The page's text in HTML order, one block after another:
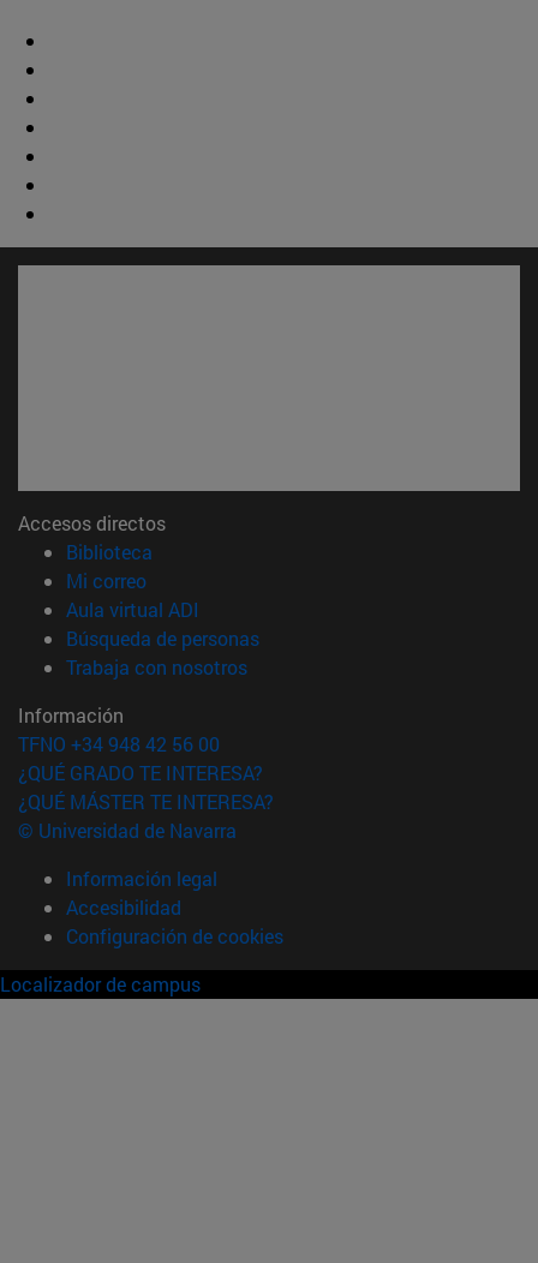
Accesos directos
Biblioteca
Mi correo(abre en nueva ventana)
Aula virtual ADI
Búsqueda de personas(abre en nueva ventana)
Trabaja con nosotros(abre en nueva ventana)
Información
TFNO +34 948 42 56 00
¿QUÉ GRADO TE INTERESA?
¿QUÉ MÁSTER TE INTERESA?
© Universidad de Navarra
Información legal
Accesibilidad
Configuración de cookies
Localizador de campus